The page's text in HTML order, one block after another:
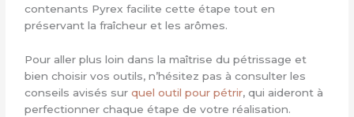
contenants Pyrex facilite cette étape tout en
préservant la fraîcheur et les arômes.
Pour aller plus loin dans la maîtrise du pétrissage et
bien choisir vos outils, n’hésitez pas à consulter les
conseils avisés surquel outil pour pétrir, qui aideront à
perfectionner chaque étape de votre réalisation.